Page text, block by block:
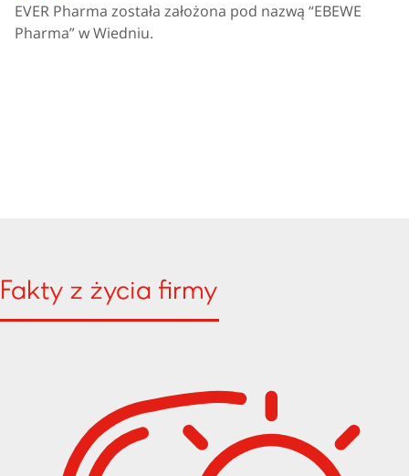
EVER Pharma została założona pod nazwą “EBEWE
Pharma” w Wiedniu.
Fakty z życia firmy